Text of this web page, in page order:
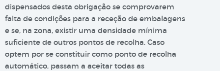
dispensados desta obrigação se comprovarem
falta de condições para a receção de embalagens
e se, na zona, existir uma densidade mínima
suficiente de outros pontos de recolha. Caso
optem por se constituir como ponto de recolha
automático, passam a aceitar todas as